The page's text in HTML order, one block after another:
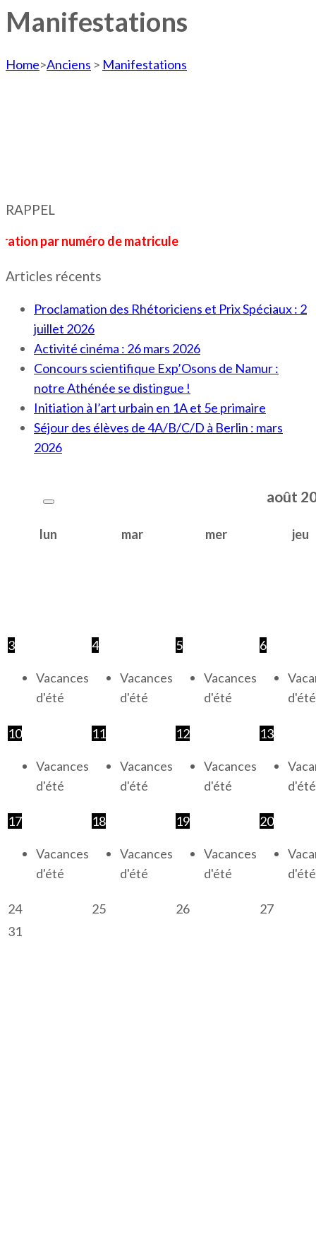
Manifestations
Home>Anciens > Manifestations
RAPPEL
numéro de matricule
Articles récents
Proclamation des Rhétoriciens et Prix Spéciaux : 2
juillet 2026
Activité cinéma : 26 mars 2026
Concours scientifique Exp’Osons de Namur :
notre Athénée se distingue !
Initiation à l’art urbain en 1A et 5e primaire
Séjour des élèves de 4A/B/C/D à Berlin : mars
2026
août
lun mar mer jeu
3
Vacances
d'été
4
Vacances
d'été
5
Vacances
d'été
6
d'été
10
Vacances
d'été
11
Vacances
d'été
12
Vacances
d'été
13
d'été
17
Vacances
d'été
18
Vacances
d'été
19
Vacances
d'été
20
d'été
24 25 26
27
31